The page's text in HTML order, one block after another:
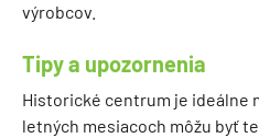
výrobcov.
Tipy a upozornenia
Historické centrum je ideálne
letných mesiacoch môžu byť